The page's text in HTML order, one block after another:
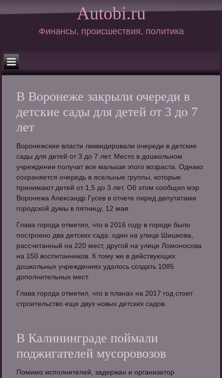
Autobi.ru
Финансы, происшествия, политика
В Воронеже закрыли очереди в
детские сады для детей от 3 до 7
лет
Воронежские власти ликвидировали очереди в детские
сады для детей от 3 до 7 лет. Место в дошкольном
учреждении получат все малыши этого возраста. Однако
сохраняется очередь в ясельные группы, которые
принимают детей от 1,5 до 3 лет. Об этом сообщил мэр
Воронежа Александр Гусев в отчете перед депутатами
городской думы в пятницу, 12 мая.
Глава города отметил, что в 2016 году в городе было
построено два детских сада: один на улице Шишкова,
рассчитанный на 220 мест, другой на улице Ломоносова
на 150 воспитанников. К тому же в действующих
дошкольных учреждениях удалось создать 1085
дополнительных мест.
Глава города отметил, что в планах на 2017 год стоит
строительство еще двух новых детских садов.
В Калининграде поймали
поджигателей мусоровозов
Помимо исполнителей, задержан и организатор